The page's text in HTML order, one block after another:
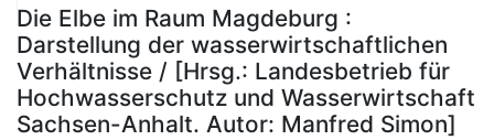
Statistiken
Die Elbe im Raum Magdeburg :
Darstellung der wasserwirtschaftlichen
Verhältnisse / [Hrsg.: Landesbetrieb für
Hochwasserschutz und Wasserwirtschaft
Sachsen-Anhalt. Autor: Manfred Simon]